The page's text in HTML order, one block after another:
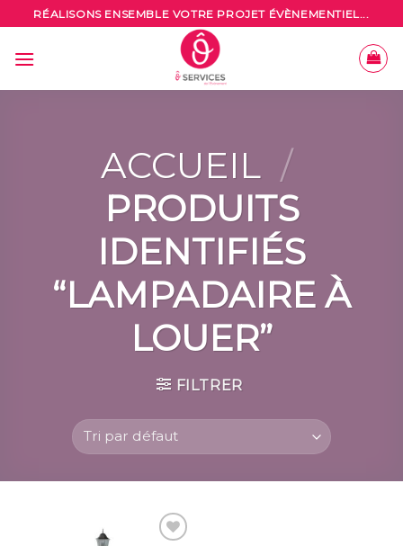
to
content
RÉALISONS ENSEMBLE VOTRE PROJET ÉVÈNEMENTIEL...
ACCUEIL /
PRODUITS
IDENTIFIÉS
“LAMPADAIRE À
LOUER”
FILTRER